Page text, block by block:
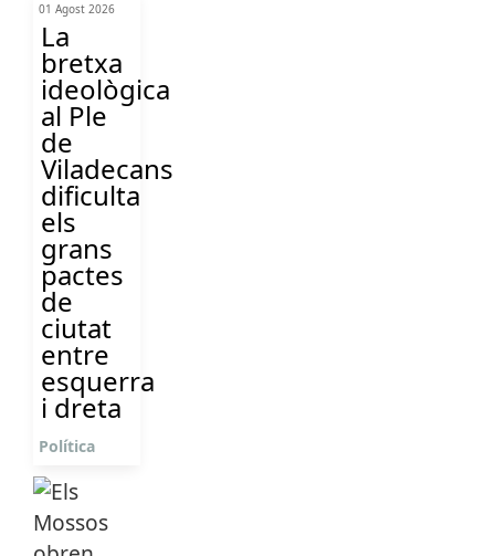
01 Agost 2026
La
bretxa
ideològica
al Ple
de
Viladecans
dificulta
els
grans
pactes
de
ciutat
entre
esquerra
i dreta
Política